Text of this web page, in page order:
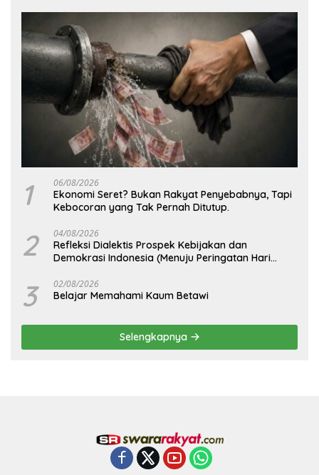
1 06/08/2026
Ekonomi Seret? Bukan Rakyat Penyebabnya, Tapi
Kebocoran yang Tak Pernah Ditutup.
2 04/08/2026
Refleksi Dialektis Prospek Kebijakan dan
Demokrasi Indonesia (Menuju Peringatan Hari
3 02/08/2026
Belajar Memahami Kaum Betawi
Selengkapnya